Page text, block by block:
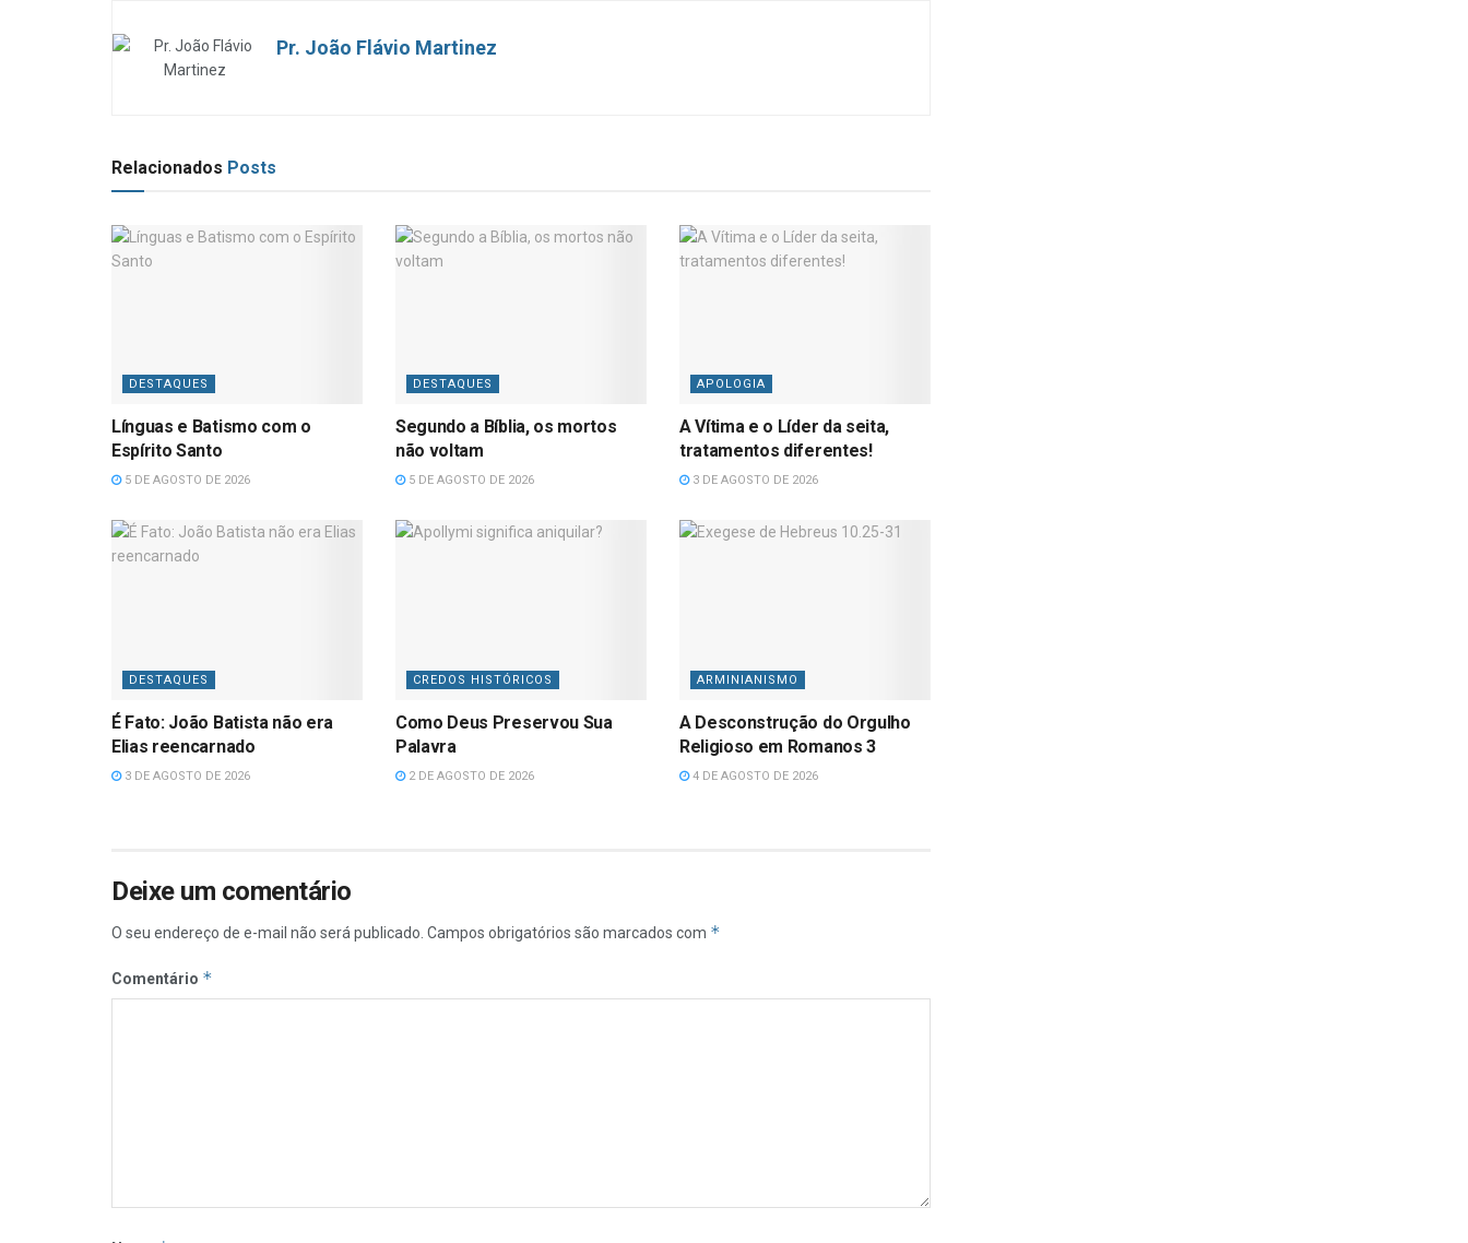
Pr. João Flávio Martinez
Relacionados Posts
DESTAQUES
Línguas e Batismo com o
Espírito Santo
5 DE AGOSTO DE 2026
DESTAQUES
Segundo a Bíblia, os mortos
não voltam
5 DE AGOSTO DE 2026
APOLOGIA
A Vítima e o Líder da seita,
tratamentos diferentes!
3 DE AGOSTO DE 2026
DESTAQUES
É Fato: João Batista não era
Elias reencarnado
3 DE AGOSTO DE 2026
CREDOS HISTÓRICOS
Como Deus Preservou Sua
Palavra
2 DE AGOSTO DE 2026
ARMINIANISMO
A Desconstrução do Orgulho
Religioso em Romanos 3
4 DE AGOSTO DE 2026
Deixe um comentário
O seu endereço de e-mail não será publicado. Campos obrigatórios são marcados com *
Comentário *